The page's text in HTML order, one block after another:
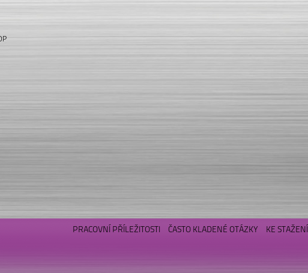
PRACOVNÍ PŘÍLEŽITOSTI ČASTO KLADENÉ OTÁZKY KE STAŽENÍ